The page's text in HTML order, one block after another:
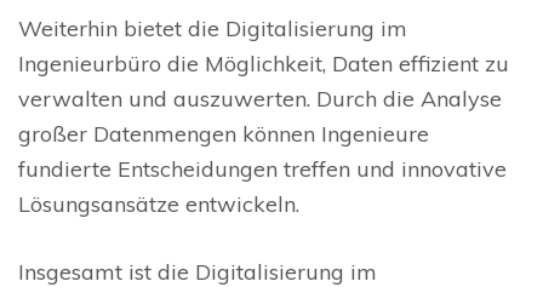
Weiterhin bietet die Digitalisierung im
Ingenieurbüro die Möglichkeit, Daten effizient zu
verwalten und auszuwerten. Durch die Analyse
großer Datenmengen können Ingenieure
fundierte Entscheidungen treffen und innovative
Lösungsansätze entwickeln.
Insgesamt ist die Digitalisierung im